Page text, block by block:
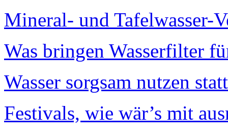
Mineral- und Tafelwasser-
Was bringen Wasserfilter
Wasser sorgsam nutzen
Festivals, wie wär’s mit